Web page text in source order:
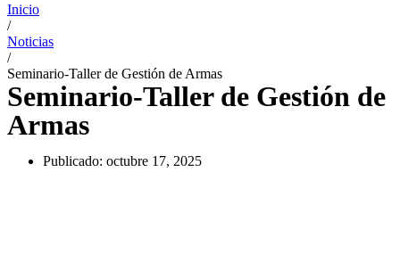
Inicio
/
Noticias
/
Seminario-Taller de Gestión de Armas
Seminario-Taller de Gestión de
Armas
Publicado: octubre 17, 2025